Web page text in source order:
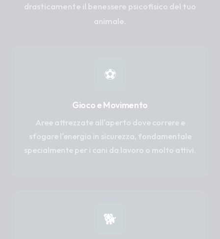
drasticamente il benessere psicofisico del tuo
animale.
⚽
Gioco e Movimento
Aree attrezzate all'aperto dove correre e
sfogare l'energia in sicurezza, fondamentale
specialmente per i cani da lavoro o molto attivi.
🐕